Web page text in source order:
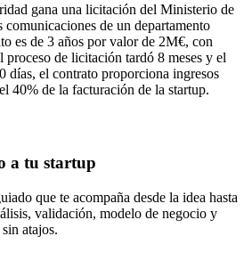
gana una licitación del Ministerio de
comunicaciones de un departamento
es de 3 años por valor de 2M€, con
de licitación tardó 8 meses y el
días, el contrato proporciona ingresos
40% de la facturación de la startup.
a tu startup
que te acompaña desde la idea hasta
validación, modelo de negocio y
atajos.